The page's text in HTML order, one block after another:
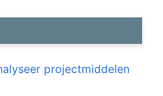
projectmiddelen